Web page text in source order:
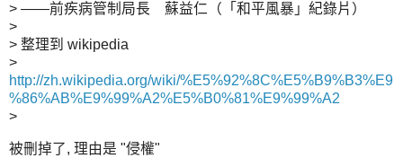
> ——前疾病管制局長 蘇益仁（「和平風暴」紀錄片）
>
> 整理到 wikipedia
>
http://zh.wikipedia.org/wiki/%E5%92%8C%E5%B9%B3%E9
%86%AB%E9%99%A2%E5%B0%81%E9%99%A2
>
被刪掉了, 理由是 "侵權"